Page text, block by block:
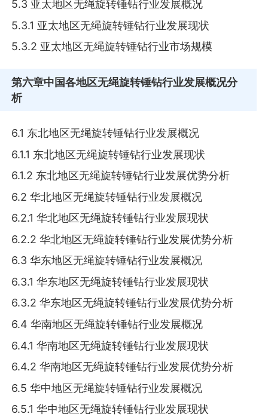
5.3 亚太地区无绳旋转锤钻行业发展概况
5.3.1 亚太地区无绳旋转锤钻行业发展现状
5.3.2 亚太地区无绳旋转锤钻行业市场规模
第六章中国各地区无绳旋转锤钻行业发展概况分
析
6.1 东北地区无绳旋转锤钻行业发展概况
6.1.1 东北地区无绳旋转锤钻行业发展现状
6.1.2 东北地区无绳旋转锤钻行业发展优势分析
6.2 华北地区无绳旋转锤钻行业发展概况
6.2.1 华北地区无绳旋转锤钻行业发展现状
6.2.2 华北地区无绳旋转锤钻行业发展优势分析
6.3 华东地区无绳旋转锤钻行业发展概况
6.3.1 华东地区无绳旋转锤钻行业发展现状
6.3.2 华东地区无绳旋转锤钻行业发展优势分析
6.4 华南地区无绳旋转锤钻行业发展概况
6.4.1 华南地区无绳旋转锤钻行业发展现状
6.4.2 华南地区无绳旋转锤钻行业发展优势分析
6.5 华中地区无绳旋转锤钻行业发展概况
6.5.1 华中地区无绳旋转锤钻行业发展现状